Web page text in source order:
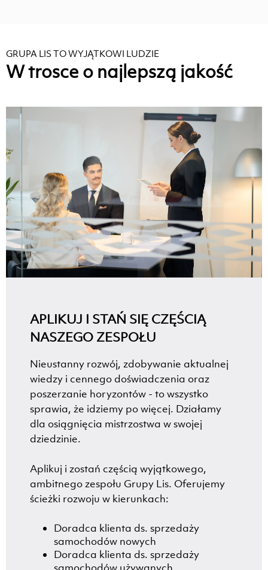
GRUPA LIS TO WYJĄTKOWI LUDZIE
W trosce o najlepszą jakość
APLIKUJ I STAŃ SIĘ CZĘŚCIĄ
NASZEGO ZESPOŁU
Nieustanny rozwój, zdobywanie aktualnej
wiedzy i cennego doświadczenia oraz
poszerzanie horyzontów - to wszystko
sprawia, że idziemy po więcej. Działamy
dla osiągnięcia mistrzostwa w swojej
dziedzinie.
Aplikuj i zostań częścią wyjątkowego,
ambitnego zespołu Grupy Lis. Oferujemy
ścieżki rozwoju w kierunkach:
Doradca klienta ds. sprzedaży
samochodów nowych
Doradca klienta ds. sprzedaży